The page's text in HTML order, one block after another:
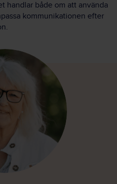
handlar både om att använda
kommunikationen efter